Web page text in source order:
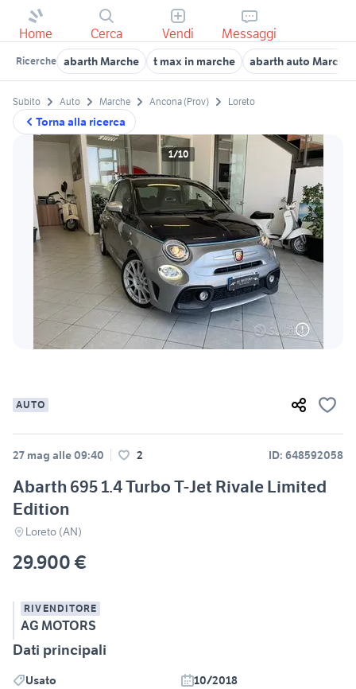
Home Cerca Vendi Messaggi
Ricerche abarth Marche t max in marche abarth auto Marche
Torna alla ricerca
Subito Auto Marche Ancona (Prov) Loreto
1/10
AUTO
27 mag alle 09:40 2 ID: 648592058
Abarth 695 1.4 Turbo T-Jet Rivale Limited
Edition
Loreto (AN)
29.900 €
RIVENDITORE
AG MOTORS
Dati principali
Usato
10/2018